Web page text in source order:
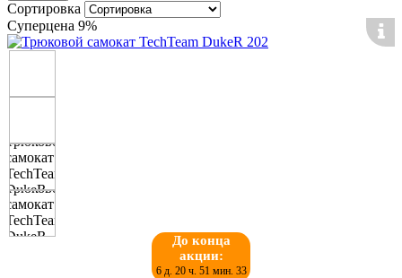
Сортировка
Суперцена 9%
До конца
акции:
6 д. 20 ч. 51 мин. 32